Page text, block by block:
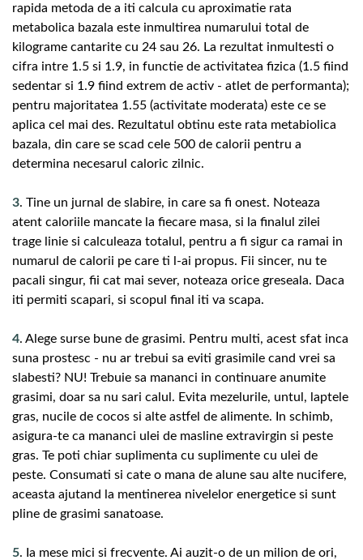
rapida metoda de a iti calcula cu aproximatie rata
metabolica bazala este inmultirea numarului total de
kilograme cantarite cu 24 sau 26. La rezultat inmultesti o
cifra intre 1.5 si 1.9, in functie de activitatea fizica (1.5 fiind
sedentar si 1.9 fiind extrem de activ - atlet de performanta);
pentru majoritatea 1.55 (activitate moderata) este ce se
aplica cel mai des. Rezultatul obtinu este rata metabiolica
bazala, din care se scad cele 500 de calorii pentru a
determina necesarul caloric zilnic.
3. Tine un jurnal de slabire, in care sa fi onest. Noteaza
atent caloriile mancate la fiecare masa, si la finalul zilei
trage linie si calculeaza totalul, pentru a fi sigur ca ramai in
numarul de calorii pe care ti l-ai propus. Fii sincer, nu te
pacali singur, fii cat mai sever, noteaza orice greseala. Daca
iti permiti scapari, si scopul final iti va scapa.
4. Alege surse bune de grasimi. Pentru multi, acest sfat inca
suna prostesc - nu ar trebui sa eviti grasimile cand vrei sa
slabesti? NU! Trebuie sa mananci in continuare anumite
grasimi, doar sa nu sari calul. Evita mezelurile, untul, laptele
gras, nucile de cocos si alte astfel de alimente. In schimb,
asigura-te ca mananci ulei de masline extravirgin si peste
gras. Te poti chiar suplimenta cu suplimente cu ulei de
peste. Consumati si cate o mana de alune sau alte nucifere,
aceasta ajutand la mentinerea nivelelor energetice si sunt
pline de grasimi sanatoase.
5. Ia mese mici si frecvente. Ai auzit-o de un milion de ori,